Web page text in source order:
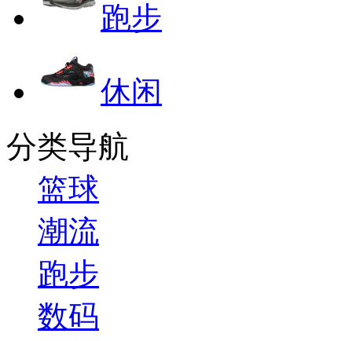
跑步
休闲
分类导航
篮球
潮流
跑步
数码